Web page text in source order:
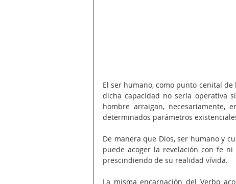
El ser humano, como punto cenital
dicha capacidad no sería operativa
hombre arraigan, necesariamente,
determinados parámetros
De manera que Dios, ser humano y
puede acoger la revelación con fe ni
prescindiendo de su realidad vívida.
La misma encarnación del Verbo